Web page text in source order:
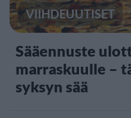
VIIHDEUUTISET
Sääennuste
marraskuulle –
syksyn sää